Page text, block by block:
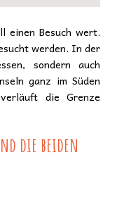
einen Besuch wert.
werden. In der
sondern auch
ganz im Süden
die Grenze
die beiden